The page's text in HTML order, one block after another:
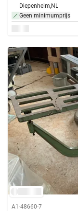
Diepenheim,NL
Geen minimumprijs
A1-48660-7